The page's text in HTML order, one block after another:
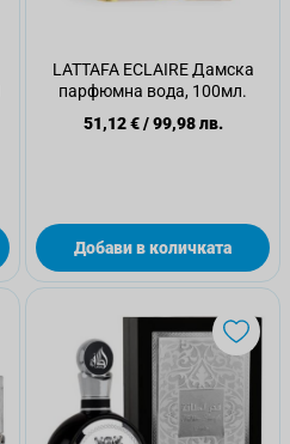
LATTAFA ECLAIRE Дамска
парфюмна вода, 100мл.
51,12 €/99,98 лв.
Добави в количката